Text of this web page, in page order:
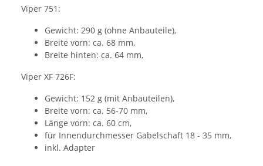
Viper 751:
Gewicht: 290 g (ohne Anbauteile),
Breite vorn: ca. 68 mm,
Breite hinten: ca. 64 mm,
Viper XF 726F:
Gewicht: 152 g (mit Anbauteilen),
Breite vorn: ca. 56-70 mm,
Länge vorn: ca. 60 cm,
für Innendurchmesser Gabelschaft 18 - 35 mm,
inkl. Adapter